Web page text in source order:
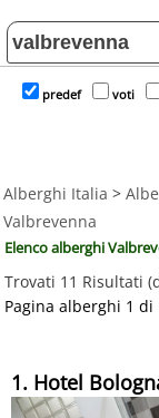
predef voti
Alberghi Italia >
Valbrevenna
Elenco alberghi
Trovati 11 Risultati
Pagina alberghi 1 di
1. Hotel